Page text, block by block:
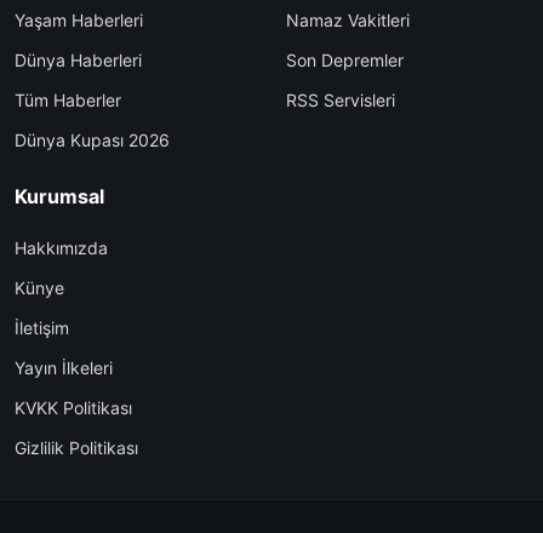
Yaşam Haberleri
Dünya Haberleri
Tüm Haberler
Dünya Kupası 2026
Namaz Vakitleri
Son Depremler
RSS Servisleri
Kurumsal
Hakkımızda
Künye
İletişim
Yayın İlkeleri
KVKK Politikası
Gizlilik Politikası